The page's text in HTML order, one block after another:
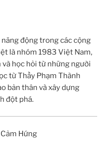
động trong các cộng
là nhóm 1983 Việt Nam,
học hỏi từ những người
từ Thầy Phạm Thành
bản thân và xây dựng
đột phá.
Hứng